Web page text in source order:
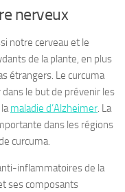
nerveux
notre cerveau et le
de la plante, en plus
étrangers. Le curcuma
le but de prévenir les
maladie d’Alzheimer. La
dans les régions
curcuma.
inflammatoires de la
ses composants